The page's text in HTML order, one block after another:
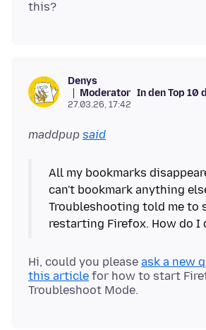
Denys
Moderator In den Top
27.03.26, 17:42
maddpup said
All my bookmarks
can't bookmark anything
Troubleshooting told me to
Hi, could you please ask a new
this article for how to start